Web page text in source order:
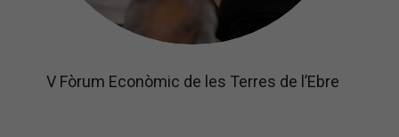
V Fòrum Econòmic de les Terres de l’Ebre